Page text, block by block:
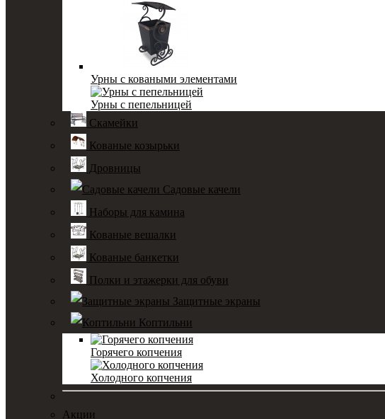
Урны с коваными элементами
Урны с пепельницей
Скамейки
Кованые козырьки
Дровницы
Садовые качели
Наборы для камина
Кованые вешалки
Кованые банкетки
Полки и этажерки для обуви
Защитные экраны
Коптильни
Горячего копчения
Холодного копчения
Акции